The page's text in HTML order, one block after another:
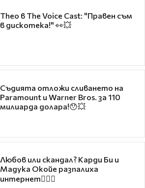
Theo в The Voice Cast: "Правен съм
в дискотека!" 👀💥
Съдията отложи сливането на
Paramount и Warner Bros. за 110
милиарда долара!😯💥
Любов или скандал? Карди Би и
Мадука Окойе разпалиха
интернет❤️‍🔥🔥